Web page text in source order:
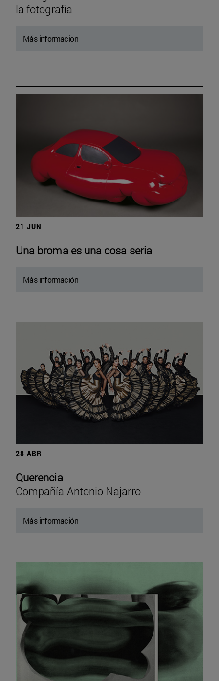
la fotografía
Más informacion
21 JUN
Una broma es una cosa seria
Más información
28 ABR
Querencia
Compañía Antonio Najarro
Más información